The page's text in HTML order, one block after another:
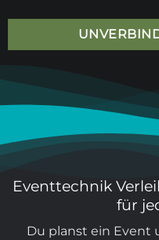
Eventtechnik
für
Du planst ein Event